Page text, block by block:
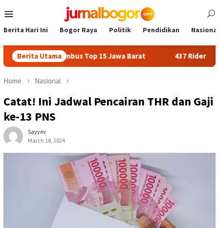
to
Menu
Berita Hari Ini Bogor Raya Politik Pendidikan Nasional
Berita Utama
Tembus Top 15 Jawa Barat 437 Rider dari 18
Home Nasional
Catat! Ini Jadwal Pencairan THR dan Gaji
ke-13 PNS
Sayyev
March 18, 2024